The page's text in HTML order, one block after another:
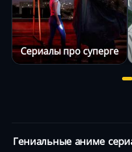
Сериалы про
Гениальные аниме